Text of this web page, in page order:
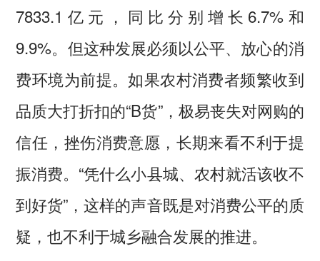
7833.1亿元，同比分别增长6.7%和
9.9%。但这种发展必须以公平、放心的消
费环境为前提。如果农村消费者频繁收到
品质大打折扣的“B货”，极易丧失对网购的
信任，挫伤消费意愿，长期来看不利于提
振消费。“凭什么小县城、农村就活该收不
到好货”，这样的声音既是对消费公平的质
疑，也不利于城乡融合发展的推进。